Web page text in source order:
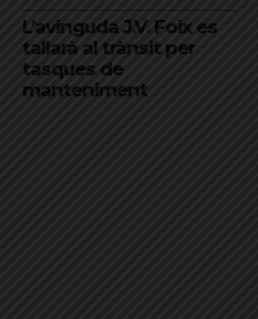
L’avinguda J.V. Foix es
tallarà al trànsit per
tasques de
manteniment